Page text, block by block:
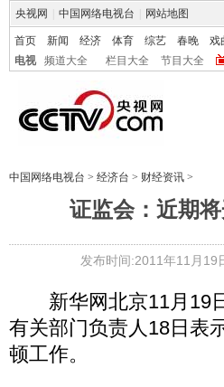
央视网 中国网络电视台 网站地图
首页 新闻 经济 体育 综艺 春晚 戏
电视
频道大全 栏目大全 节目大全
中国网络电视台 > 经济台 > 财经资讯 >
证监会：近期
发布时间:2011年11月19
新华网北京11月19日
有关部门负责人18日表
顿工作。